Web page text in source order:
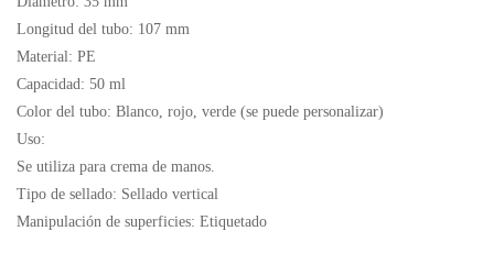
Longitud del tubo: 107 mm
Material: PE
Capacidad: 50 ml
Color del tubo: Blanco, rojo, verde (se puede personalizar)
Uso:
Se utiliza para crema de manos.
Tipo de sellado: Sellado vertical
Manipulación de superficies: Etiquetado